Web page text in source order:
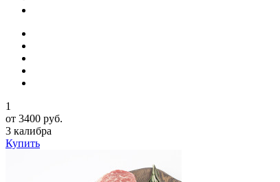
1
от 3400 руб.
3 калибра
Купить